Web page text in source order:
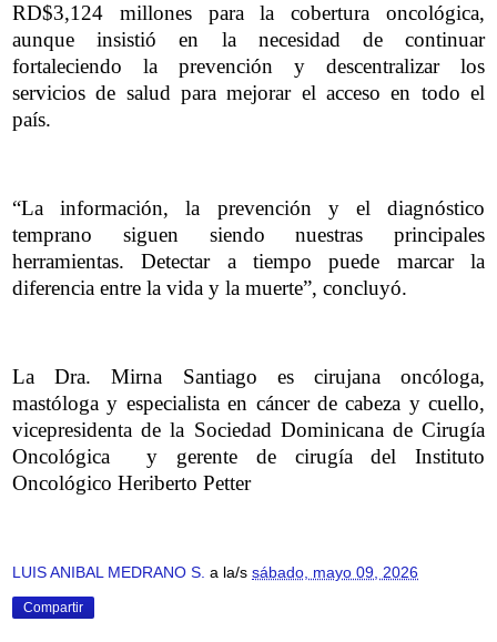
RD$3,124 millones para la cobertura oncológica,
aunque insistió en la necesidad de continuar
fortaleciendo la prevención y descentralizar los
servicios de salud para mejorar el acceso en todo el
país.
“La información, la prevención y el diagnóstico
temprano siguen siendo nuestras principales
herramientas. Detectar a tiempo puede marcar la
diferencia entre la vida y la muerte”, concluyó.
La Dra. Mirna Santiago es cirujana oncóloga,
mastóloga y especialista en cáncer de cabeza y cuello,
vicepresidenta de la Sociedad Dominicana de Cirugía
Oncológica y gerente de cirugía del Instituto
Oncológico Heriberto Petter
LUIS ANIBAL MEDRANO S. a la/s sábado, mayo 09, 2026
Compartir